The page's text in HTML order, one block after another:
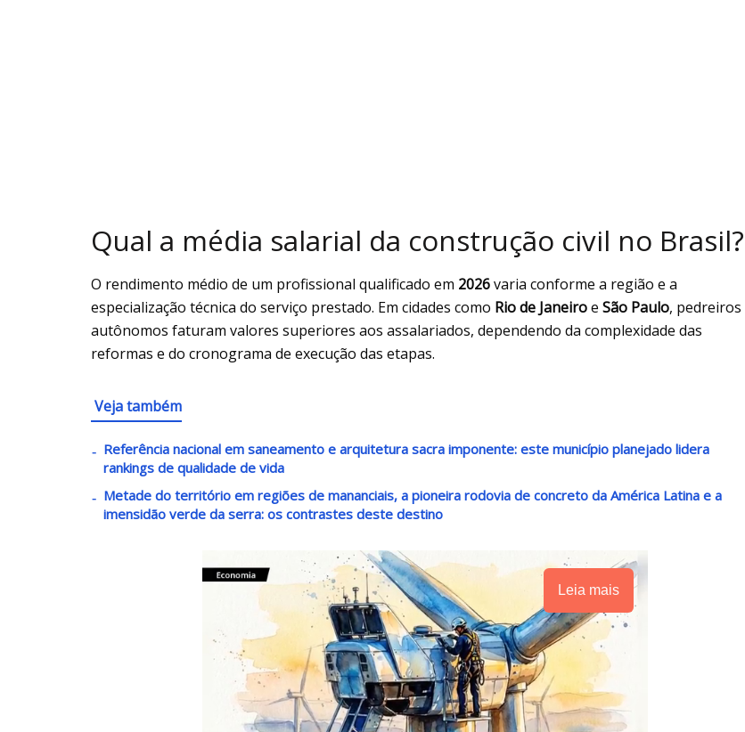
Qual a média salarial da construção civil no Brasil?
O rendimento médio de um profissional qualificado em 2026varia conforme a região e a
especialização técnica do serviço prestado. Em cidades como Rio de Janeiroe São Paulo, pedreiros
autônomos faturam valores superiores aos assalariados, dependendo da complexidade das
reformas e do cronograma de execução das etapas.
Veja também
Referência nacional em saneamento e arquitetura sacra imponente: este município planejado lidera
rankings de qualidade de vida
Metade do território em regiões de mananciais, a pioneira rodovia de concreto da América Latina e a
imensidão verde da serra: os contrastes deste destino
Leia mais